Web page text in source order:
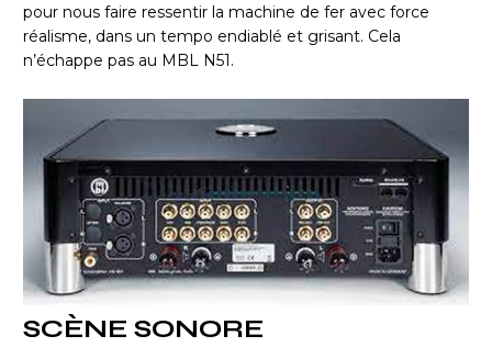
pour nous faire ressentir la machine de fer avec force
réalisme, dans un tempo endiablé et grisant. Cela
n’échappe pas au MBL N51.
SCÈNE SONORE